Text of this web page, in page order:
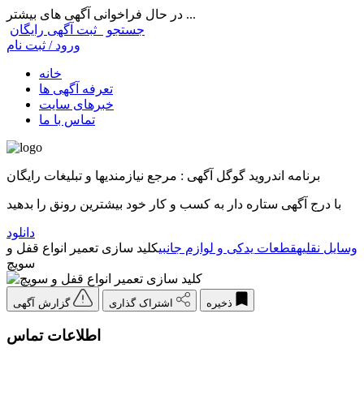
در حال فراخوانی آگهی های بیشتر ...
جستجو
ثبت آگهی رایگان
ورود / ثبت نام
خانه
تعرفه آگهی ها
خبرهای سایت
تماس با ما
برنامه اندروید گوگل آگهی : مرجع نیازمندیها و تبلیغات رایگان
با درج آگهی ستاره دار به کسب و کار خود بیشترین رونق را بدهید
دانلود
وسایل نقلیهقطعات یدکی و لوازم جانبیکلید سازی تعمیر انواع قفل و
سویچ
گزارش آگهی اشتراک گذاری ذخیره
اطلاعات تماس